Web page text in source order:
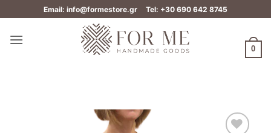
Μετάβαση
στο
περιεχόμενο
Email: info@formestore.gr Tel: +30 690 642 8745
0